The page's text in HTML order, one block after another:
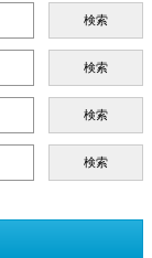
検索
検索
検索
検索